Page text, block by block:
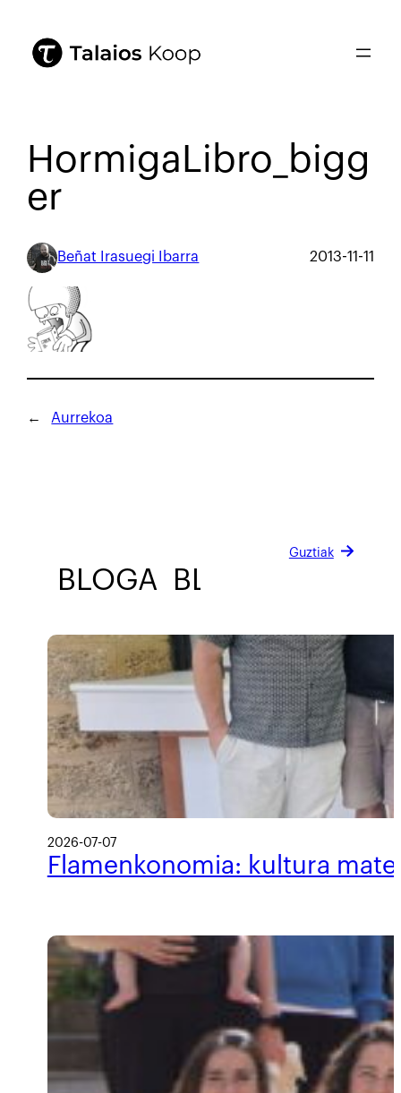
HormigaLibro_bigg
er
Beñat Irasuegi Ibarra 2013-11-11
← Aurrekoa
BLOGA BLOGA
Guztiak
2026-07-07
Flamenkonomia: kultura